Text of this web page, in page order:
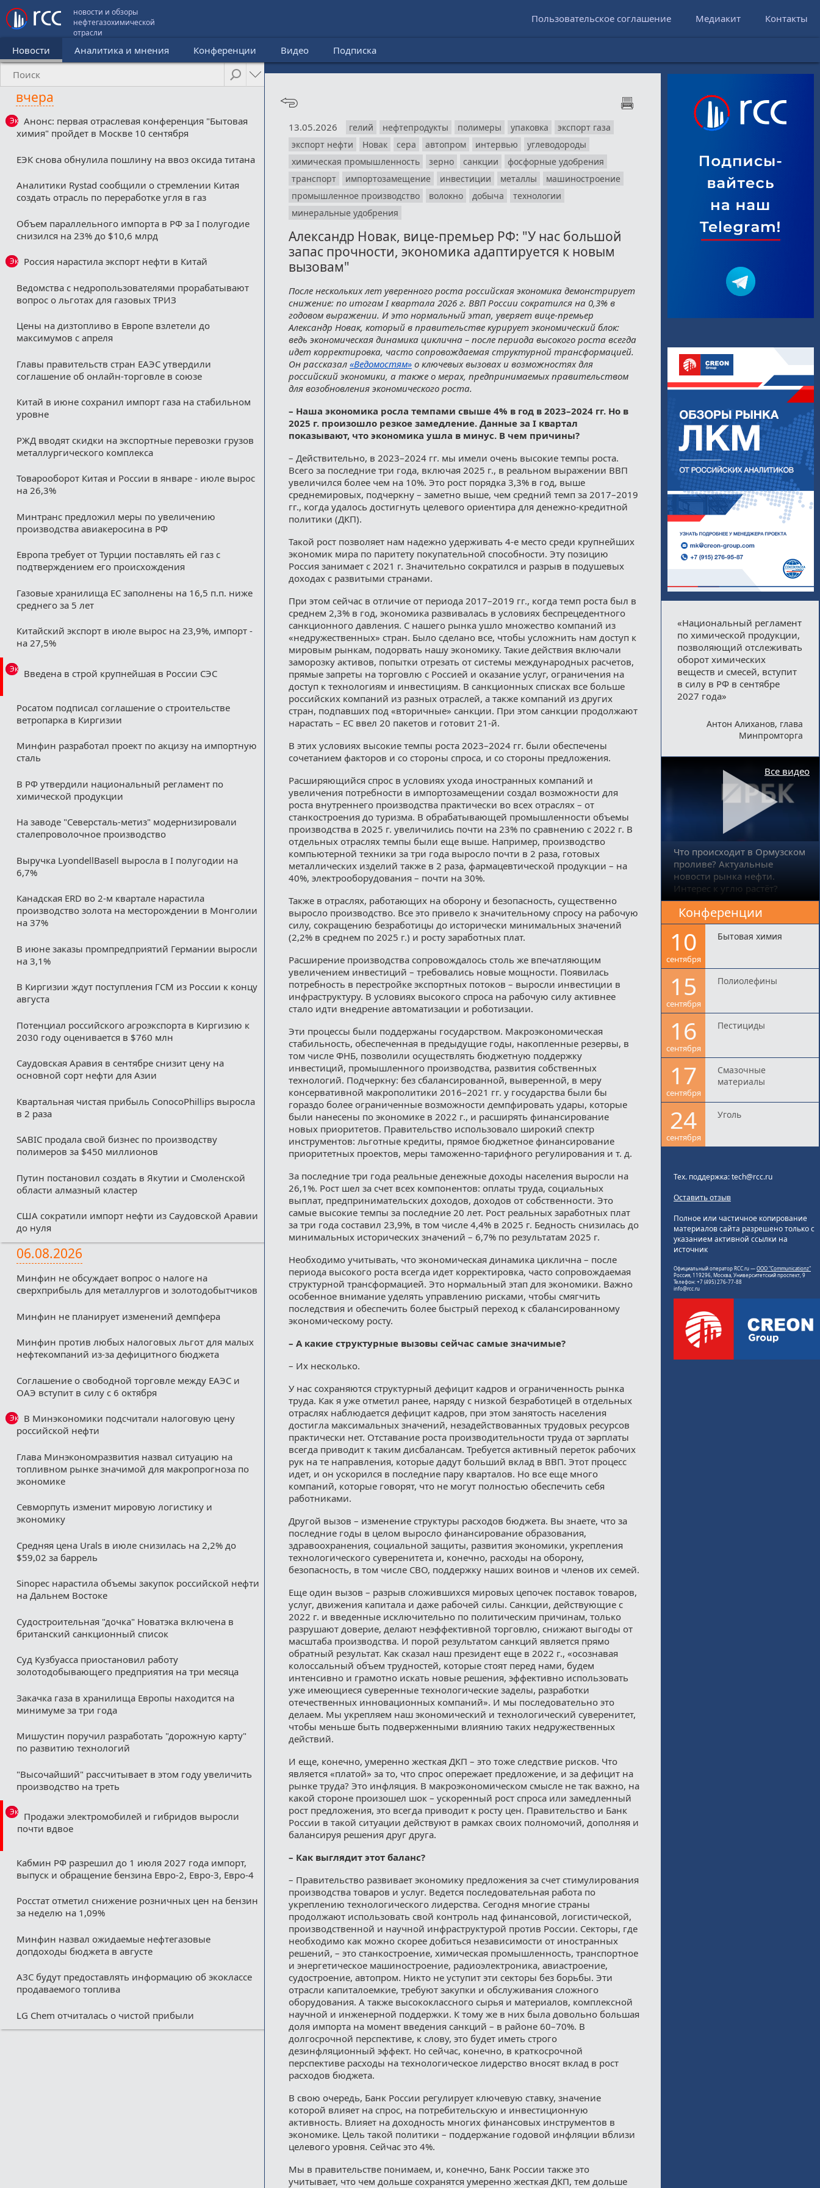
новости и обзоры
нефтегазохимической
отрасли
Пользовательское соглашение Медиакит Контакты
Новости Аналитика и мнения Конференции Видео Подписка
вчера
Эксклюзив
Анонс: первая отраслевая конференция "Бытовая
химия" пройдет в Москве 10 сентября
ЕЭК снова обнулила пошлину на ввоз оксида титана
Аналитики Rystad сообщили о стремлении Китая
создать отрасль по переработке угля в газ
Объем параллельного импорта в РФ за I полугодие
снизился на 23% до $10,6 млрд
Эксклюзив
Россия нарастила экспорт нефти в Китай
Ведомства с недропользователями прорабатывают
вопрос о льготах для газовых ТРИЗ
Цены на дизтопливо в Европе взлетели до
максимумов с апреля
Главы правительств стран ЕАЭС утвердили
соглашение об онлайн-торговле в союзе
Китай в июне сохранил импорт газа на стабильном
уровне
РЖД вводят скидки на экспортные перевозки грузов
металлургического комплекса
Товарооборот Китая и России в январе - июле вырос
на 26,3%
Минтранс предложил меры по увеличению
производства авиакеросина в РФ
Европа требует от Турции поставлять ей газ с
подтверждением его происхождения
Газовые хранилища ЕС заполнены на 16,5 п.п. ниже
среднего за 5 лет
Китайский экспорт в июле вырос на 23,9%, импорт -
на 27,5%
Эксклюзив
Введена в строй крупнейшая в России СЭС
Росатом подписал соглашение о строительстве
ветропарка в Киргизии
Минфин разработал проект по акцизу на импортную
сталь
В РФ утвердили национальный регламент по
химической продукции
На заводе "Северсталь-метиз" модернизировали
сталепроволочное производство
Выручка LyondellBasell выросла в I полугодии на
6,7%
Канадская ERD во 2-м квартале нарастила
производство золота на месторождении в Монголии
на 37%
В июне заказы промпредприятий Германии выросли
на 3,1%
В Киргизии ждут поступления ГСМ из России к концу
августа
Потенциал российского агроэкспорта в Киргизию к
2030 году оценивается в $760 млн
Саудовская Аравия в сентябре снизит цену на
основной сорт нефти для Азии
Квартальная чистая прибыль ConocoPhillips выросла
в 2 раза
SABIC продала свой бизнес по производству
полимеров за $450 миллионов
Путин постановил создать в Якутии и Смоленской
области алмазный кластер
США сократили импорт нефти из Саудовской Аравии
до нуля
06.08.2026
Минфин не обсуждает вопрос о налоге на
сверхприбыль для металлургов и золотодобытчиков
Минфин не планирует изменений демпфера
Минфин против любых налоговых льгот для малых
нефтекомпаний из-за дефицитного бюджета
Соглашение о свободной торговле между ЕАЭС и
ОАЭ вступит в силу с 6 октября
Эксклюзив
В Минэкономики подсчитали налоговую цену
российской нефти
Глава Минэкономразвития назвал ситуацию на
топливном рынке значимой для макропрогноза по
экономике
Севморпуть изменит мировую логистику и
экономику
Средняя цена Urals в июле снизилась на 2,2% до
$59,02 за баррель
Sinopec нарастила объемы закупок российской нефти
на Дальнем Востоке
Судостроительная "дочка" Новатэка включена в
британский санкционный список
Суд Кузбуасса приостановил работу
золотодобывающего предприятия на три месяца
Закачка газа в хранилища Европы находится на
минимуме за три года
Мишустин поручил разработать "дорожную карту"
по развитию технологий
"Высочайший" рассчитывает в этом году увеличить
производство на треть
Эксклюзив
Продажи электромобилей и гибридов выросли
почти вдвое
Кабмин РФ разрешил до 1 июля 2027 года импорт,
выпуск и обращение бензина Евро-2, Евро-3, Евро-4
Росстат отметил снижение розничных цен на бензин
за неделю на 1,09%
Минфин назвал ожидаемые нефтегазовые
допдоходы бюджета в августе
АЗС будут предоставлять информацию об экоклассе
продаваемого топлива
LG Chem отчиталась о чистой прибыли
13.05.2026 гелий нефтепродукты полимеры упаковка
экспорт газа
экспорт нефти
Новак сера автопром интервью
углеводороды
химическая промышленность
зерно санкции
фосфорные удобрения
транспорт
импортозамещение инвестиции металлы
машиностроение
промышленное производство
волокно добыча
технологии
минеральные удобрения
Александр Новак, вице-премьер РФ: "У нас большой
запас прочности, экономика адаптируется к новым
вызовам"
После нескольких лет уверенного роста российская экономика демонстрирует
снижение: по итогам I квартала 2026 г. ВВП России сократился на 0,3% в
годовом выражении. И это нормальный этап, уверяет вице-премьер
Александр Новак, который в правительстве курирует экономический блок:
ведь экономическая динамика циклична – после периода высокого роста всегда
идет корректировка, часто сопровождаемая структурной трансформацией.
Он рассказал «Ведомостям»о ключевых вызовах и возможностях для
российский экономики, а также о мерах, предпринимаемых правительством
для возобновления экономического роста.
– Наша экономика росла темпами свыше 4% в год в 2023–2024 гг. Но в
2025 г. произошло резкое замедление. Данные за I квартал
показывают, что экономика ушла в минус. В чем причины?
– Действительно, в 2023–2024 гг. мы имели очень высокие темпы роста.
Всего за последние три года, включая 2025 г., в реальном выражении ВВП
увеличился более чем на 10%. Это рост порядка 3,3% в год, выше
среднемировых, подчеркну – заметно выше, чем средний темп за 2017–2019
гг., когда удалось достигнуть целевого ориентира для денежно-кредитной
политики (ДКП).
Такой рост позволяет нам надежно удерживать 4-е место среди крупнейших
экономик мира по паритету покупательной способности. Эту позицию
Россия занимает с 2021 г. Значительно сократился и разрыв в подушевых
доходах с развитыми странами.
При этом сейчас в отличие от периода 2017–2019 гг., когда темп роста был в
среднем 2,3% в год, экономика развивалась в условиях беспрецедентного
санкционного давления. С нашего рынка ушло множество компаний из
«недружественных» стран. Было сделано все, чтобы усложнить нам доступ к
мировым рынкам, подорвать нашу экономику. Такие действия включали
заморозку активов, попытки отрезать от системы международных расчетов,
прямые запреты на торговлю с Россией и оказание услуг, ограничения на
доступ к технологиям и инвестициям. В санкционных списках все больше
российских компаний из разных отраслей, а также компаний из других
стран, подпавших под «вторичные» санкции. При этом санкции продолжают
нарастать – ЕС ввел 20 пакетов и готовит 21-й.
В этих условиях высокие темпы роста 2023–2024 гг. были обеспечены
сочетанием факторов и со стороны спроса, и со стороны предложения.
Расширяющийся спрос в условиях ухода иностранных компаний и
увеличения потребности в импортозамещении создал возможности для
роста внутреннего производства практически во всех отраслях – от
станкостроения до туризма. В обрабатывающей промышленности объемы
производства в 2025 г. увеличились почти на 23% по сравнению с 2022 г. В
отдельных отраслях темпы были еще выше. Например, производство
компьютерной техники за три года выросло почти в 2 раза, готовых
металлических изделий также в 2 раза, фармацевтической продукции – на
40%, электрооборудования – почти на 30%.
Также в отраслях, работающих на оборону и безопасность, существенно
выросло производство. Все это привело к значительному спросу на рабочую
силу, сокращению безработицы до исторически минимальных значений
(2,2% в среднем по 2025 г.) и росту заработных плат.
Расширение производства сопровождалось столь же впечатляющим
увеличением инвестиций – требовались новые мощности. Появилась
потребность в перестройке экспортных потоков – выросли инвестиции в
инфраструктуру. В условиях высокого спроса на рабочую силу активнее
стало идти внедрение автоматизации и роботизации.
Эти процессы были поддержаны государством. Макроэкономическая
стабильность, обеспеченная в предыдущие годы, накопленные резервы, в
том числе ФНБ, позволили осуществлять бюджетную поддержку
инвестиций, промышленного производства, развития собственных
технологий. Подчеркну: без сбалансированной, выверенной, в меру
консервативной макрополитики 2016–2021 гг. у государства были бы
гораздо более ограниченные возможности демпфировать удары, которые
были нанесены по экономике в 2022 г., и расширять финансирование
новых приоритетов. Правительство использовало широкий спектр
инструментов: льготные кредиты, прямое бюджетное финансирование
приоритетных проектов, меры таможенно-тарифного регулирования и т. д.
За последние три года реальные денежные доходы населения выросли на
26,1%. Рост шел за счет всех компонентов: оплаты труда, социальных
выплат, предпринимательских доходов, доходов от собственности. Это
самые высокие темпы за последние 20 лет. Рост реальных заработных плат
за три года составил 23,9%, в том числе 4,4% в 2025 г. Бедность снизилась до
минимальных исторических значений – 6,7% по результатам 2025 г.
Необходимо учитывать, что экономическая динамика циклична – после
периода высокого роста всегда идет корректировка, часто сопровождаемая
структурной трансформацией. Это нормальный этап для экономики. Важно
особенное внимание уделять управлению рисками, чтобы смягчить
последствия и обеспечить более быстрый переход к сбалансированному
экономическому росту.
– А какие структурные вызовы сейчас самые значимые?
– Их несколько.
У нас сохраняются структурный дефицит кадров и ограниченность рынка
труда. Как я уже отметил ранее, наряду с низкой безработицей в отдельных
отраслях наблюдается дефицит кадров, при этом занятость населения
достигла максимальных значений, незадействованных трудовых ресурсов
практически нет. Отставание роста производительности труда от зарплаты
всегда приводит к таким дисбалансам. Требуется активный переток рабочих
рук на те направления, которые дадут больший вклад в ВВП. Этот процесс
идет, и он ускорился в последние пару кварталов. Но все еще много
компаний, которые говорят, что не могут полностью обеспечить себя
работниками.
Другой вызов – изменение структуры расходов бюджета. Вы знаете, что за
последние годы в целом выросло финансирование образования,
здравоохранения, социальной защиты, развития экономики, укрепления
технологического суверенитета и, конечно, расходы на оборону,
безопасность, в том числе СВО, поддержку наших воинов и членов их семей.
Еще один вызов – разрыв сложившихся мировых цепочек поставок товаров,
услуг, движения капитала и даже рабочей силы. Санкции, действующие с
2022 г. и введенные исключительно по политическим причинам, только
разрушают доверие, делают неэффективной торговлю, снижают выгоды от
масштаба производства. И порой результатом санкций является прямо
обратный результат. Как сказал наш президент еще в 2022 г., «осознавая
колоссальный объем трудностей, которые стоят перед нами, будем
интенсивно и грамотно искать новые решения, эффективно использовать
уже имеющиеся суверенные технологические заделы, разработки
отечественных инновационных компаний». И мы последовательно это
делаем. Мы укрепляем наш экономический и технологический суверенитет,
чтобы меньше быть подверженными влиянию таких недружественных
действий.
И еще, конечно, умеренно жесткая ДКП – это тоже следствие рисков. Что
является «платой» за то, что спрос опережает предложение, и за дефицит на
рынке труда? Это инфляция. В макроэкономическом смысле не так важно, на
какой стороне произошел шок – ускоренный рост спроса или замедленный
рост предложения, это всегда приводит к росту цен. Правительство и Банк
России в такой ситуации действуют в рамках своих полномочий, дополняя и
балансируя решения друг друга.
– Как выглядит этот баланс?
– Правительство развивает экономику предложения за счет стимулирования
производства товаров и услуг. Ведется последовательная работа по
укреплению технологического лидерства. Сегодня многие страны
продолжают использовать свой контроль над финансовой, логистической,
производственной и научной инфраструктурой против России. Секторы, где
необходимо как можно скорее добиться независимости от иностранных
решений, – это станкостроение, химическая промышленность, транспортное
и энергетическое машиностроение, радиоэлектроника, авиастроение,
судостроение, автопром. Никто не уступит эти секторы без борьбы. Эти
отрасли капиталоемкие, требуют закупки и обслуживания сложного
оборудования. А также высококлассного сырья и материалов, комплексной
научной и инженерной поддержки. К тому же в них была довольно большая
доля импорта на момент введения санкций – в районе 60–70%. В
долгосрочной перспективе, к слову, это будет иметь строго
дезинфляционный эффект. Но сейчас, конечно, в краткосрочной
перспективе расходы на технологическое лидерство вносят вклад в рост
расходов бюджета.
В свою очередь, Банк России регулирует ключевую ставку, значение
которой влияет на спрос, на потребительскую и инвестиционную
активность. Влияет на доходность многих финансовых инструментов в
экономике. Цель такой политики – поддержание годовой инфляции вблизи
целевого уровня. Сейчас это 4%.
Мы в правительстве понимаем, и, конечно, Банк России также это
учитывает, что чем дольше сохранятся умеренно жесткая ДКП, тем дольше
«Национальный регламент
по химической продукции,
позволяющий отслеживать
оборот химических
веществ и смесей, вступит
в силу в РФ в сентябре
2027 года»
Антон Алиханов, глава
Минпромторга
Что происходит в Ормузском
проливе? Актуальные
новости рынка нефти.
Интерес к углю растёт?
Все видео
Конференции
10
сентября
Бытовая химия
15
сентября
Полиолефины
16
сентября
Пестициды
17
сентября
Смазочные
материалы
24
сентября
Уголь
Тех. поддержка: tech@rcc.ru
Оставить отзыв
Полное или частичное копирование
материалов сайта разрешено только с
указанием активной ссылки на
источник
Официальный оператор RCC.ru —ООО "Communicationz"
Россия, 119296, Москва, Университетский проспект, 9
Телефон: +7 (495) 276-77-88
info@rcc.ru